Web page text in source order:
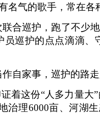
气的歌手，常在各
合巡护，跑了不少
巡护的点点滴滴
自家事，巡护的路
着这份“人多力量
治理6000亩、河湖